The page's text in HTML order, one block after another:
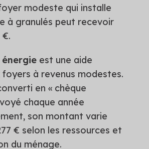
modeste qui installe
à granulés peut recevoir
€.
est une aide
à revenus modestes.
en « chèque
chaque année
son montant varie
€ selon les ressources et
du ménage.